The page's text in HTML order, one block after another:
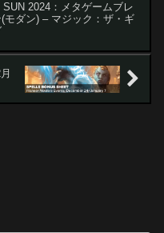
2024：メタゲームブレ
モダン) – マジック：ザ・ギ